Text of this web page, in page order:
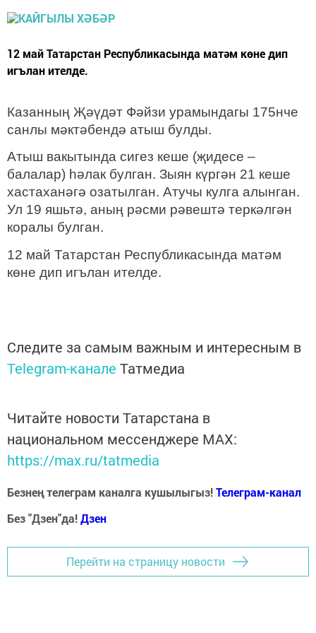
12 май Татарстан Республикасында матәм көне дип
игълан ителде.
Казанның Җәүдәт Фәйзи урамындагы 175нче
санлы мәктәбендә атыш булды.
Атыш вакытында сигез кеше (җидесе –
балалар) һәлак булган. Зыян күргән 21 кеше
хастаханәгә озатылган. Атучы кулга алынган.
Ул 19 яшьтә, аның рәсми рәвештә теркәлгән
коралы булган.
12 май Татарстан Республикасында матәм
көне дип игълан ителде.
Следите за самым важным и интересным в
Telegram-канале Татмедиа
Читайте новости Татарстана в
национальном мессенджере MАХ:
https://max.ru/tatmedia
Безнең телеграм каналга кушылыгыз!Телеграм-канал
Без "Дзен"да!Дзен
Перейти на страницу новости